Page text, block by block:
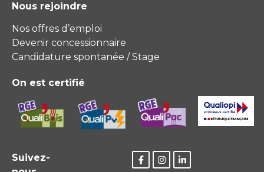
Nous rejoindre
Nos offres d’emploi
Devenir concessionnaire
Candidature spontanée / Stage
On est certifié
Suivez-